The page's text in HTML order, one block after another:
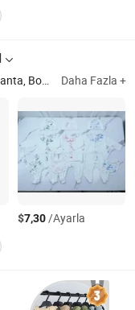
Lüks Ayakkabılar, Spor Ayakkabılar, Palto, Çanta, Botlar, Tişört Daha Fazla +
$7,30/Ayarla